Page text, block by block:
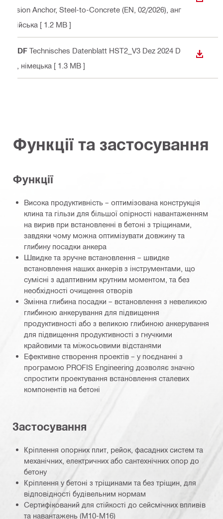
nsion Anchor, Steel-to-Concrete (EN, 02/2026) , анг
лійська [ 1.2 MB ]
PDF Technisches Datenblatt HST2_V3 Dez 2024 D
, німецька [ 1.3 MB ]
Функції та застосування
Функції
Висока продуктивність – оптимізована конструкція
клина та гільзи для більшої опірності навантаженням
на вирив при встановленні в бетоні з тріщинами,
завдяки чому можна оптимізувати довжину та
глибину посадки анкера
Швидке та зручне встановлення – швидке
встановлення наших анкерів з інструментами, що
сумісні з адаптивним крутним моментом, та без
необхідності очищення отворів
Змінна глибина посадки – встановлення з невеликою
глибиною анкерування для підвищення
продуктивності або з великою глибиною анкерування
для підвищення продуктивності з гнучкими
крайовими та міжосьовими відстанями
Ефективне створення проектів – у поєднанні з
програмою PROFIS Engineering дозволяє значно
спростити проектування встановлення сталевих
компонентів на бетоні
Застосування
Кріплення опорних плит, рейок, фасадних систем та
механічних, електричних або сантехнічних опор до
бетону
Кріплення у бетоні з тріщинами та без тріщин, для
відповідності будівельним нормам
Сертифікований для стійкості до сейсмічних впливів
та навантажень (M10-M16)